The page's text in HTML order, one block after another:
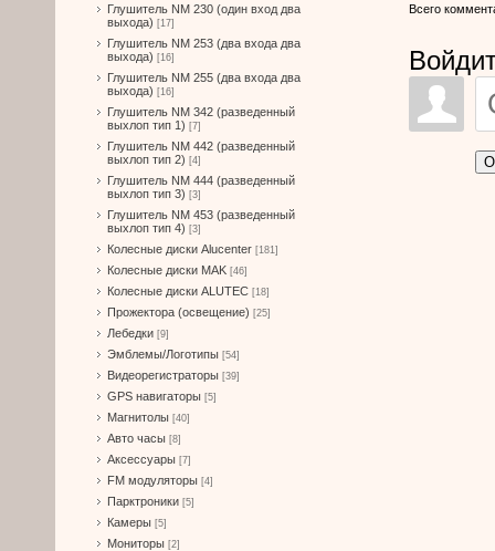
Глушитель NM 230 (один вход два
выхода) [17]
Глушитель NM 253 (два входа два
выхода) [16]
Глушитель NM 255 (два входа два
выхода) [16]
Глушитель NM 342 (разведенный
выхлоп тип 1) [7]
Глушитель NM 442 (разведенный
выхлоп тип 2) [4]
Глушитель NM 444 (разведенный
выхлоп тип 3) [3]
Глушитель NM 453 (разведенный
выхлоп тип 4) [3]
Колесные диски Alucenter [181]
Колесные диски MAK [46]
Колесные диски ALUTEC [18]
Прожектора (освещение) [25]
Лебедки [9]
Эмблемы/Логотипы [54]
Видеорегистраторы [39]
GPS навигаторы [5]
Магнитолы [40]
Авто часы [8]
Аксессуары [7]
FM модуляторы [4]
Парктроники [5]
Камеры [5]
Мониторы [2]
Всего